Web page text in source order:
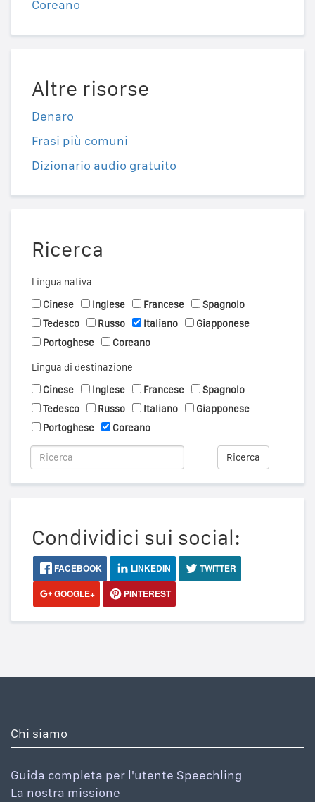
Coreano
Altre risorse
Denaro
Frasi più comuni
Dizionario audio gratuito
Ricerca
Lingua nativa
Cinese
Inglese Francese
Spagnolo
Tedesco
Russo Italiano
Giapponese
Portoghese
Coreano
Lingua di destinazione
Cinese
Inglese Francese
Spagnolo
Tedesco
Russo Italiano
Giapponese
Portoghese
Coreano
Ricerca
Condividici sui social:
FACEBOOK LINKEDIN
TWITTER
GOOGLE+
PINTEREST
Chi siamo
Guida completa per l'utente Speechling
La nostra missione